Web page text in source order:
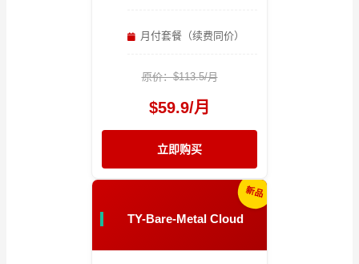
月付套餐（续费同价）
原价：$113.5/月
$59.9/月
立即购买
新品
TY-Bare-Metal Cloud